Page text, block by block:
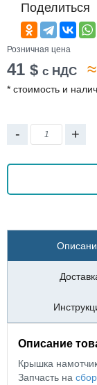
Поделиться
Розничная цена
41 $ с НДС ≈
* стоимость и
- +
Описание
Крышка
Запчасть на